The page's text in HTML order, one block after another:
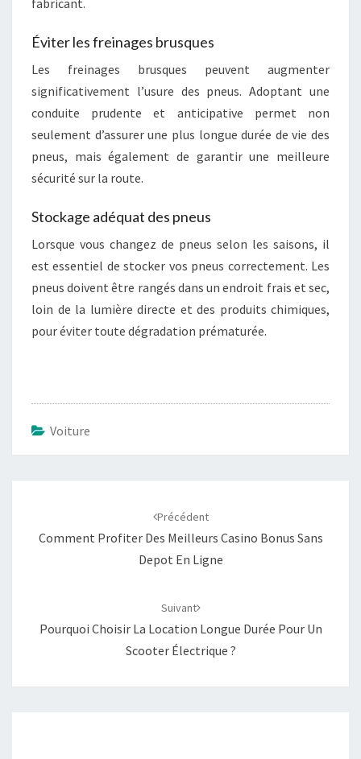
fabricant.
Éviter les freinages brusques
Les freinages brusques peuvent augmenter
significativement l’usure des pneus. Adoptant une
conduite prudente et anticipative permet non
seulement d’assurer une plus longue durée de vie des
pneus, mais également de garantir une meilleure
sécurité sur la route.
Stockage adéquat des pneus
Lorsque vous changez de pneus selon les saisons, il
est essentiel de stocker vos pneus correctement. Les
pneus doivent être rangés dans un endroit frais et sec,
loin de la lumière directe et des produits chimiques,
pour éviter toute dégradation prématurée.
Voiture
Précédent
Comment Profiter Des Meilleurs Casino Bonus Sans
Depot En Ligne
Suivant
Pourquoi Choisir La Location Longue Durée Pour Un
Scooter Électrique ?